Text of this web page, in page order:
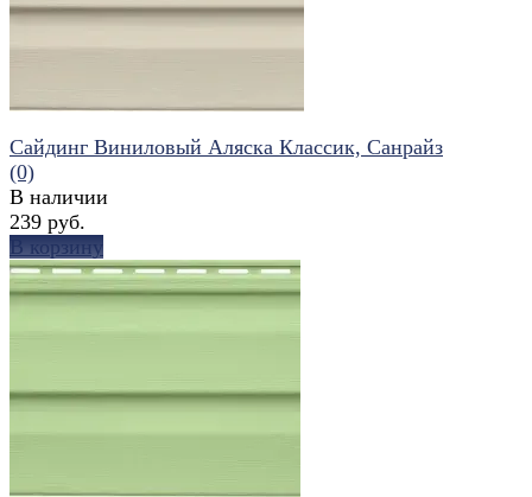
Сайдинг Виниловый Аляска Классик, Санрайз
(0)
В наличии
239 руб.
В корзину